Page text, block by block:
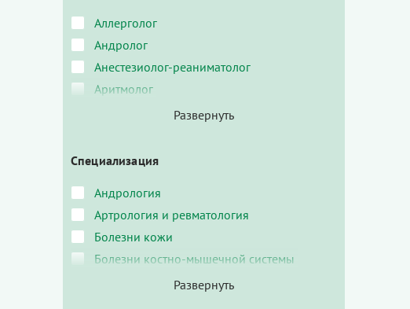
Аллерголог
Андролог
Анестезиолог-реаниматолог
Аритмолог
Специализация
Андрология
Артрология и ревматология
Болезни кожи
Болезни костно-мышечной системы